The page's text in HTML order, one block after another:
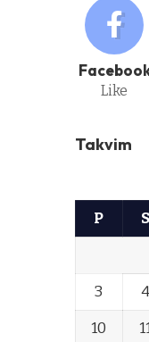
Like
Takvim
P S
3
4
10